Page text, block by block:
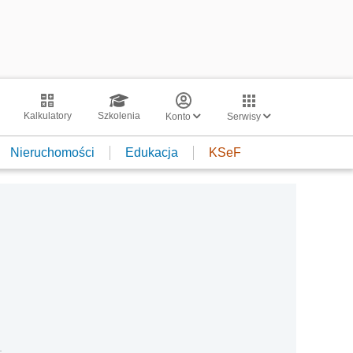
Kalkulatory Szkolenia Konto Serwisy
Nieruchomości Edukacja KSeF